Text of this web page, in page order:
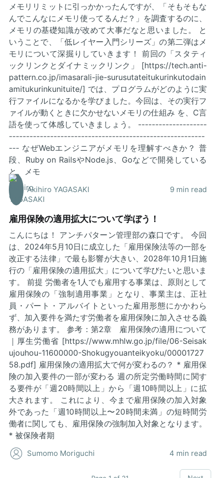
メモリリミットに引っかかったんですが、「そもそもな
んでこんなにメモリ使ってるんだ？」を調査するのに、
メモリの基礎知識が改めて大事だなと思いました。 と
いうことで、「低レイヤー入門シリーズ」の第二弾はメ
モリについて深掘りしていきます！ 前回の「スタティ
ックリンクとダイナミックリンク」 [https://tech.anti-
pattern.co.jp/imasarali-jie-surusutateitukurinkutodain
amitukurinkunituite/] では、プログラムがどのように実
行ファイルになるかを学びました。今回は、その実行フ
ァイルが動くときに欠かせないメモリの仕組み を、C言
語を使って体感していきましょう。 --------------------
---------------------------------------------------------
--- なぜWebエンジニアがメモリを理解すべきか？ 普
段、Ruby on RailsやNode.js、Goなどで開発している
と、メモ
Akihiro YAGASAKI 9 min read
雇用保険の適用拡大について学ぼう！
こんにちは！ アンチパターン管理部の森口です。 今回
は、2024年5月10日に成立した「雇用保険法等の一部を
改正する法律」で最も影響が大きい、2028年10月1日施
行の「雇用保険の適用拡大」について学びたいと思いま
す。 前提 労働者を1人でも雇用する事業は、原則として
雇用保険の「強制適用事業」となり、事業主は、正社
員・パート・アルバイトといった雇用形態にかかわら
ず、加入要件を満たす労働者を雇用保険に加入させる義
務があります。 参考：第2章 雇用保険の適用について
｜厚生労働省 [https://www.mhlw.go.jp/file/06-Seisak
ujouhou-11600000-Shokugyouanteikyoku/00001727
58.pdf] 雇用保険の適用拡大で何が変わるの？ * 雇用保
険の加入要件の一部が変わる 週の所定労働時間に関す
る要件が「週20時間以上」から「週10時間以上」に拡
大されます。 これにより、今まで雇用保険の加入対象
外であった「週10時間以上〜20時間未満」の短時間労
働者に関しても、雇用保険の強制加入対象となります。
* 被保険者期
Sumomo Moriguchi 4 min read